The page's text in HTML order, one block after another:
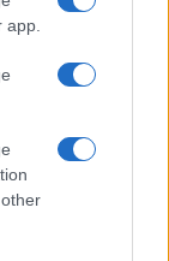
nipote: “Mio
ci faceva”
regole
fermati dai